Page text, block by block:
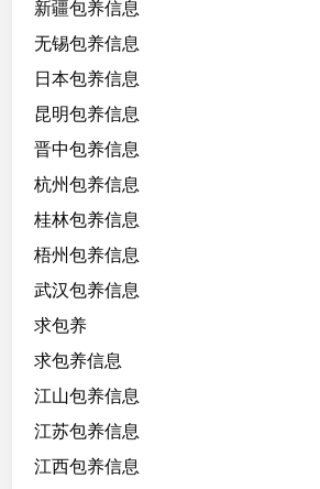
新疆包养信息
无锡包养信息
日本包养信息
昆明包养信息
晋中包养信息
杭州包养信息
桂林包养信息
梧州包养信息
武汉包养信息
求包养
求包养信息
江山包养信息
江苏包养信息
江西包养信息